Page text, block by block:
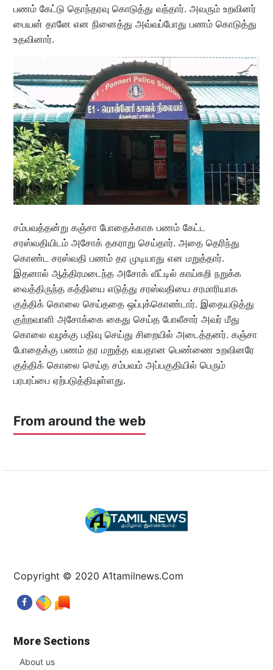
பணம் கேட்டு தொந்தரவு கொடுத்து வந்தார். அவரும் உறவினர்
பையன் தானே என நினைத்து அவ்வப்போது பணம் கொடுத்து
உதவினார்.
சம்பவத்தன்று கஞ்சா போதைக்காக பணம் கேட்ட
சரஸ்வதியிடம் அசோக் தகராறு செய்தார். அதை தெரிந்து
கொண்ட சரஸ்வதி பணம் தர முடியாது என மறுத்தார்.
இதனால் ஆத்திரமடைந்த அசோக் வீட்டில் காய்கறி நறுக்க
வைத்திருந்த கத்தியை எடுத்து சரஸ்வதியை சரமாரியாக
குத்திக் கொலை செய்ததை ஒப்புக்கொண்டார். இதையடுத்து
குற்றவாளி அசோக்கை கைது செய்த போலீசார் அவர் மீது
கொலை வழக்கு பதிவு செய்து சிறையில் அடைத்தனர். கஞ்சா
போதைக்கு பணம் தர மறுத்த வயதான பெண்ணை உறவினரே
குத்திக் கொலை செய்த சம்பவம் அப்பகுதியில் பெரும்
பரபரப்பை ஏற்படுத்தியுள்ளது.
From around the web
Copyright © 2020 A1tamilnews.Com
More Sections
About us